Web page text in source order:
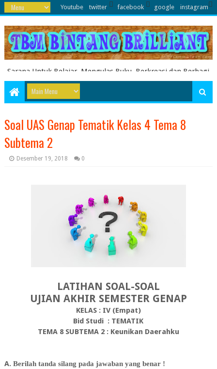
Youtube twitter facebook google instagram
Sarana Untuk Belajar, Mengulas Buku, Berkreasi dan Berbagi
Pengetahuan serta Energi Literasi Berbagai soal ujian sekolah
dasar juga dibahas disini
Soal UAS Genap Tematik Kelas 4 Tema 8
Subtema 2
Desember 19, 2018 0
LATIHAN SOAL-SOAL
UJIAN AKHIR SEMESTER GENAP
KELAS: IV (Empat)
Bid Studi : TEMATIK
TEMA 8 SUBTEMA 2 : Keunikan Daerahku
A. Berilah tanda silang pada jawaban yang benar !